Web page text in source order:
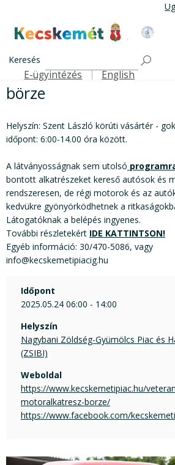
Kecskemét Város Honlapja
Keresés
Felső navigáció
E-ügyintézés English
Veterán autó-és
Veterán autó-és
börze
Helyszín: Szent László körúti vásártér -
időpont: 6:00-14.00 óra között.
A látványosságnak sem utolsó
bontott alkatrészeket kereső autósok és
rendszeresen, de régi motorok és az
kedvükre gyönyörködhetnek a
Látogatóknak a belépés ingyenes.
További részletekért IDE KATTINTSON!
Egyéb információ: 30/470-5086, vagy
info@kecskemetipiacig.hu
Időpont
2025.05.24 06:00 - 14:00
Helyszín
Nagybani Zöldség-Gyümölcs Piac és
(ZSIBI)
Weboldal
https://www.kecskemetipiac.hu/
motoralkatresz-borze/
https://www.facebook.com/